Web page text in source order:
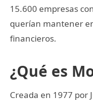
15.600 empresas
querían mantener
financieros.
¿Qué es
Creada en 1977 por